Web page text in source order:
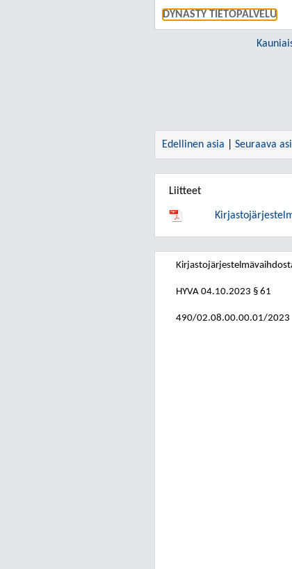
DYNASTY TIETOPALVELU
Edellinen asia Seuraava
Liitteet
HYVA 04.10.2023 § 61
490/02.08.00.00.01/2023